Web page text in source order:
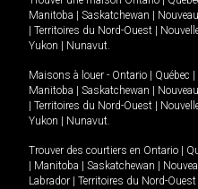
Manitoba
Saskatchewan
Territoires du Nord-Ouest
Yukon
Nunavut.
Maisons à louer - Ontario Québec
Manitoba
Saskatchewan
Territoires du Nord-Ouest
Yukon
Nunavut.
Trouver des courtiers en Ontario
Manitoba Saskatchewan
Labrador
Territoires du Nord-Ouest